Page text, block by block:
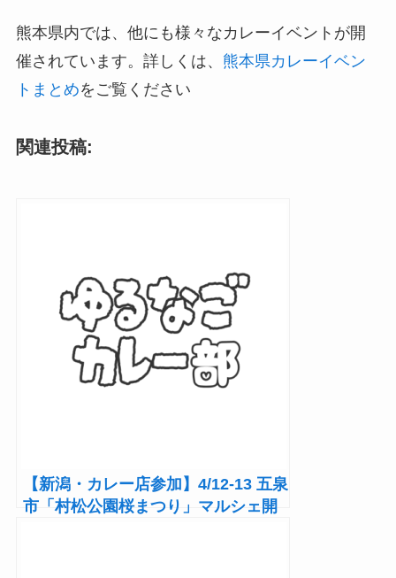
熊本県内では、他にも様々なカレーイベントが開
催されています。詳しくは、 熊本県カレーイベン
トまとめをご覧ください
関連投稿:
【新潟・カレー店参加】4/12-13 五泉
市「村松公園桜まつり」マルシェ開